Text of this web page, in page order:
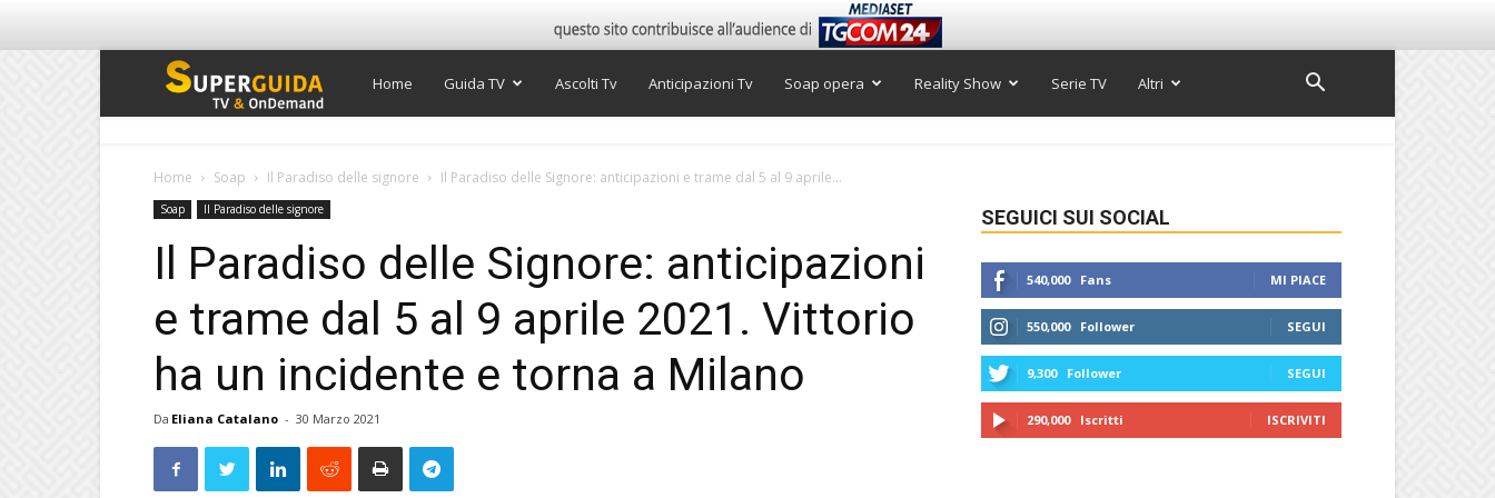
Super
Home Guida TV Ascolti Tv Anticipazioni Tv Soap opera Reality Show Serie TV Altri
Home Soap Il Paradiso delle signore Il Paradiso delle Signore: anticipazioni e trame dal 5 al 9 aprile...
Soap Il Paradiso delle signore
Il Paradiso delle Signore: anticipazioni
e trame dal 5 al 9 aprile 2021. Vittorio
ha un incidente e torna a Milano
Da Eliana Catalano - 30 Marzo 2021
SEGUICI SUI SOCIAL
540,000 Fans MI PIACE
550,000 Follower SEGUI
9,300 Follower SEGUI
290,000 Iscritti ISCRIVITI